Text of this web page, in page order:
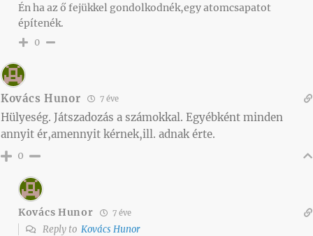
Én ha az ő fejükkel gondolkodnék,egy atomcsapatot
építenék.
0
Kovács Hunor 7 éve
Hülyeség. Játszadozás a számokkal. Egyébként minden
annyit ér,amennyit kérnek,ill. adnak érte.
0
Kovács Hunor 7 éve
Reply to Kovács Hunor